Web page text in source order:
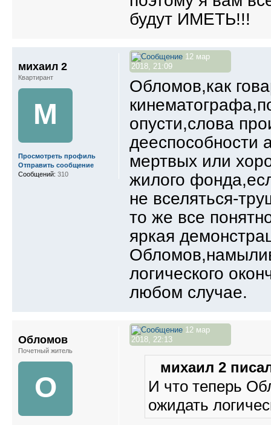
будут ИМЕТЬ!!!
12 мар
2018, 21:09
Обломов,как
опусти,слова
дееспособности
мертвых или
жилого
не вселяться-
то же все
яркая
логического
любом случае.
михаил 2
Квартирант
М
Просмотреть профиль
Отправить сообщение
Сообщений: 310
12 мар
2018, 22:13
михаил 2
И что теперь
ожидать
Обломов
Почетный житель
О